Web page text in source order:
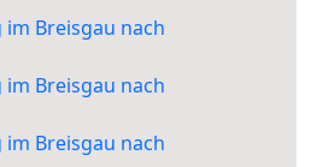
Breisgau nach
Breisgau nach
Breisgau nach